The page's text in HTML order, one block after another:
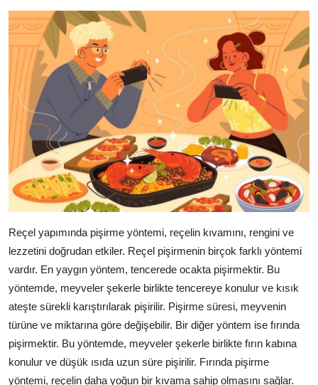
Reçel yapımında pişirme yöntemi, reçelin kıvamını, rengini ve
lezzetini doğrudan etkiler. Reçel pişirmenin birçok farklı yöntemi
vardır. En yaygın yöntem, tencerede ocakta pişirmektir. Bu
yöntemde, meyveler şekerle birlikte tencereye konulur ve kısık
ateşte sürekli karıştırılarak pişirilir. Pişirme süresi, meyvenin
türüne ve miktarına göre değişebilir. Bir diğer yöntem ise fırında
pişirmektir. Bu yöntemde, meyveler şekerle birlikte fırın kabına
konulur ve düşük ısıda uzun süre pişirilir. Fırında pişirme
yöntemi, reçelin daha yoğun bir kıvama sahip olmasını sağlar.